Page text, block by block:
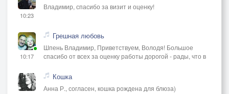
10:23
Владимир, спасибо за визит и оценку!
10:17
Грешная любовь
Шпень Владимир, Приветствуем, Володя! Большое
спасибо от всех за оценку работы дорогой - рады, что в
Кошка
Анна Р., согласен, кошка рождена для блюза)